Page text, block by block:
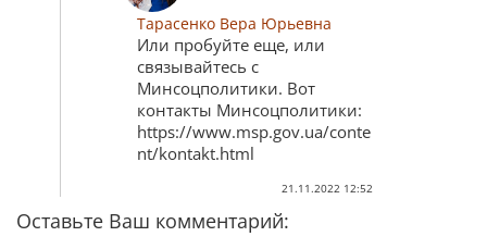
Тарасенко Вера Юрьевна
Или пробуйте еще, или
связывайтесь с
Минсоцполитики. Вот
контакты Минсоцполитики:
https://www.msp.gov.ua/conte
nt/kontakt.html
21.11.2022 12:52
Оставьте Ваш комментарий: